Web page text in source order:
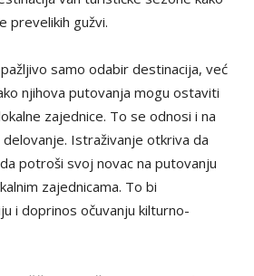
prevelikih gužvi.
samo odabir destinacija, već
njihova putovanja mogu ostaviti
zajednice. To se odnosi i na
Istraživanje otkriva da
potroši svoj novac na putovanju
zajednicama. To bi
i doprinos očuvanju kilturno-